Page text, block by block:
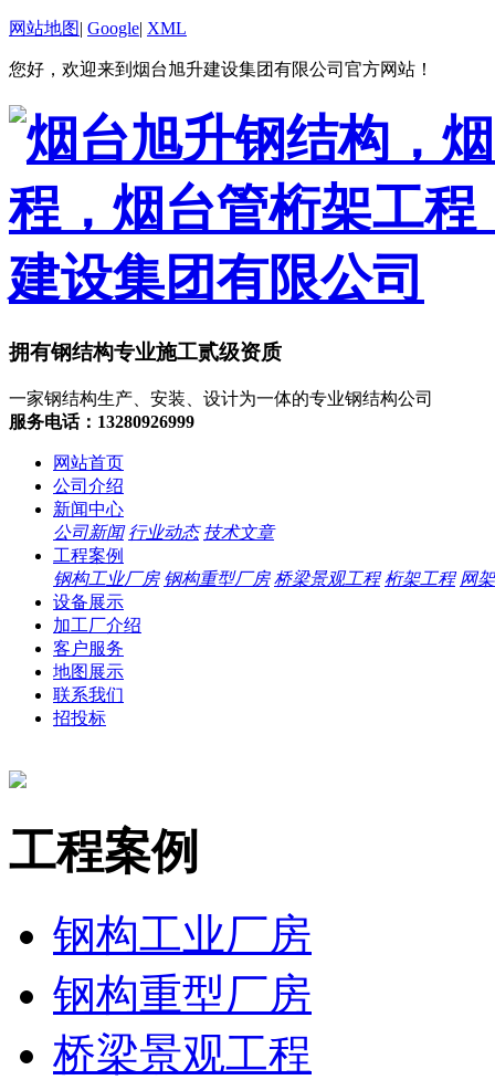
网站地图| Google| XML
您好，欢迎来到烟台旭升建设集团有限公司官方网站！
拥有钢结构专业施工贰级资质
一家钢结构生产、安装、设计为一体的专业钢结构公司
服务电话：13280926999
网站首页
公司介绍
新闻中心
公司新闻 行业动态 技术文章
工程案例
钢构工业厂房 钢构重型厂房 桥梁景观工程 桁架工程 网
设备展示
加工厂介绍
客户服务
地图展示
联系我们
招投标
工程案例
钢构工业厂房
钢构重型厂房
桥梁景观工程